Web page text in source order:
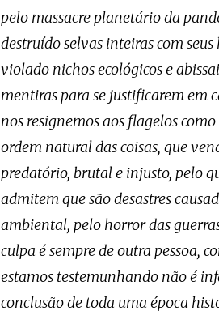
pelo massacre planetário da
destruído selvas inteiras com
violado nichos ecológicos e
mentiras para se justificarem em
nos resignemos aos flagelos
ordem natural das coisas, que
predatório, brutal e injusto, pelo
admitem que são desastres
ambiental, pelo horror das
culpa é sempre de outra pessoa,
estamos testemunhando não é
conclusão de toda uma época